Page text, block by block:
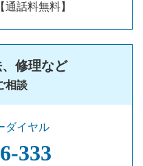
話料無料】
修理など
相談
ダイヤル